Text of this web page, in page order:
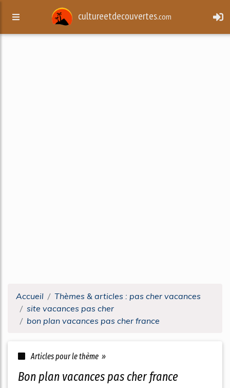
cultureetdecouvertes.com
Accueil
Thèmes & articles : pas cher vacances
site vacances pas cher
bon plan vacances pas cher france
Articles pour le thème »
bon plan vacances pas cher france